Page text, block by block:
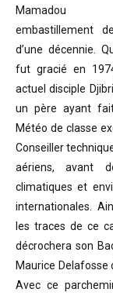
embastillement
d’une décennie.
fut gracié en
actuel disciple
un père ayant
Météo de classe
Conseiller
aériens, avant
climatiques et
internationales.
les traces de ce
décrochera son
Maurice Delafosse
Avec ce